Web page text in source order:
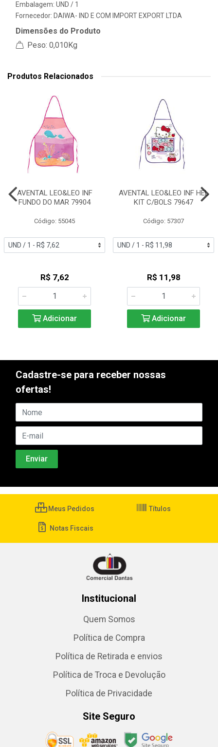
Embalagem: UND / 1
Fornecedor: DAIWA- IND E COM IMPORT EXPORT LTDA
Dimensões do Produto
Peso: 0,010Kg
Produtos Relacionados
AVENTAL LEO&LEO INF
FUNDO DO MAR 79904
Código: 55045
R$ 7,62
Adicionar
AVENTAL LEO&LEO INF HEL
KIT C/BOLS 79647
Código: 57307
R$ 11,98
Adicionar
Cadastre-se para receber nossas
ofertas!
Meus Pedidos Títulos
Notas Fiscais
Institucional
Quem Somos
Política de Compra
Política de Retirada e envios
Política de Troca e Devolução
Política de Privacidade
Site Seguro